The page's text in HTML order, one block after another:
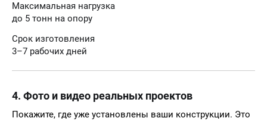
Максимальная нагрузка
до 5 тонн на опору
Срок изготовления
3–7 рабочих дней
4. Фото и видео реальных проектов
Покажите, где уже установлены ваши конструкции. Это